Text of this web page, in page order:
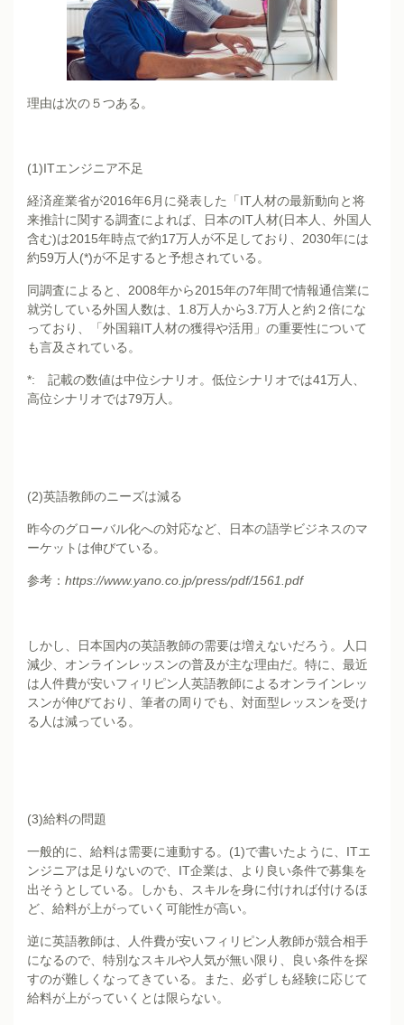
理由は次の５つある。
(1)ITエンジニア不足
経済産業省が2016年6月に発表した「IT人材の最新動向と将
来推計に関する調査によれば、日本のIT人材(日本人、外国人
含む)は2015年時点で約17万人が不足しており、2030年には
約59万人(*)が不足すると予想されている。
同調査によると、2008年から2015年の7年間で情報通信業に
就労している外国人数は、1.8万人から3.7万人と約２倍にな
っており、「外国籍IT人材の獲得や活用」の重要性について
も言及されている。
*: 記載の数値は中位シナリオ。低位シナリオでは41万人、
高位シナリオでは79万人。
(2)英語教師のニーズは減る
昨今のグローバル化への対応など、日本の語学ビジネスのマ
ーケットは伸びている。
参考： https://www.yano.co.jp/press/pdf/1561.pdf
しかし、日本国内の英語教師の需要は増えないだろう。人口
減少、オンラインレッスンの普及が主な理由だ。特に、最近
は人件費が安いフィリピン人英語教師によるオンラインレッ
スンが伸びており、筆者の周りでも、対面型レッスンを受け
る人は減っている。
(3)給料の問題
一般的に、給料は需要に連動する。(1)で書いたように、ITエ
ンジニアは足りないので、IT企業は、より良い条件で募集を
出そうとしている。しかも、スキルを身に付ければ付けるほ
ど、給料が上がっていく可能性が高い。
逆に英語教師は、人件費が安いフィリピン人教師が競合相手
になるので、特別なスキルや人気が無い限り、良い条件を探
すのが難しくなってきている。また、必ずしも経験に応じて
給料が上がっていくとは限らない。